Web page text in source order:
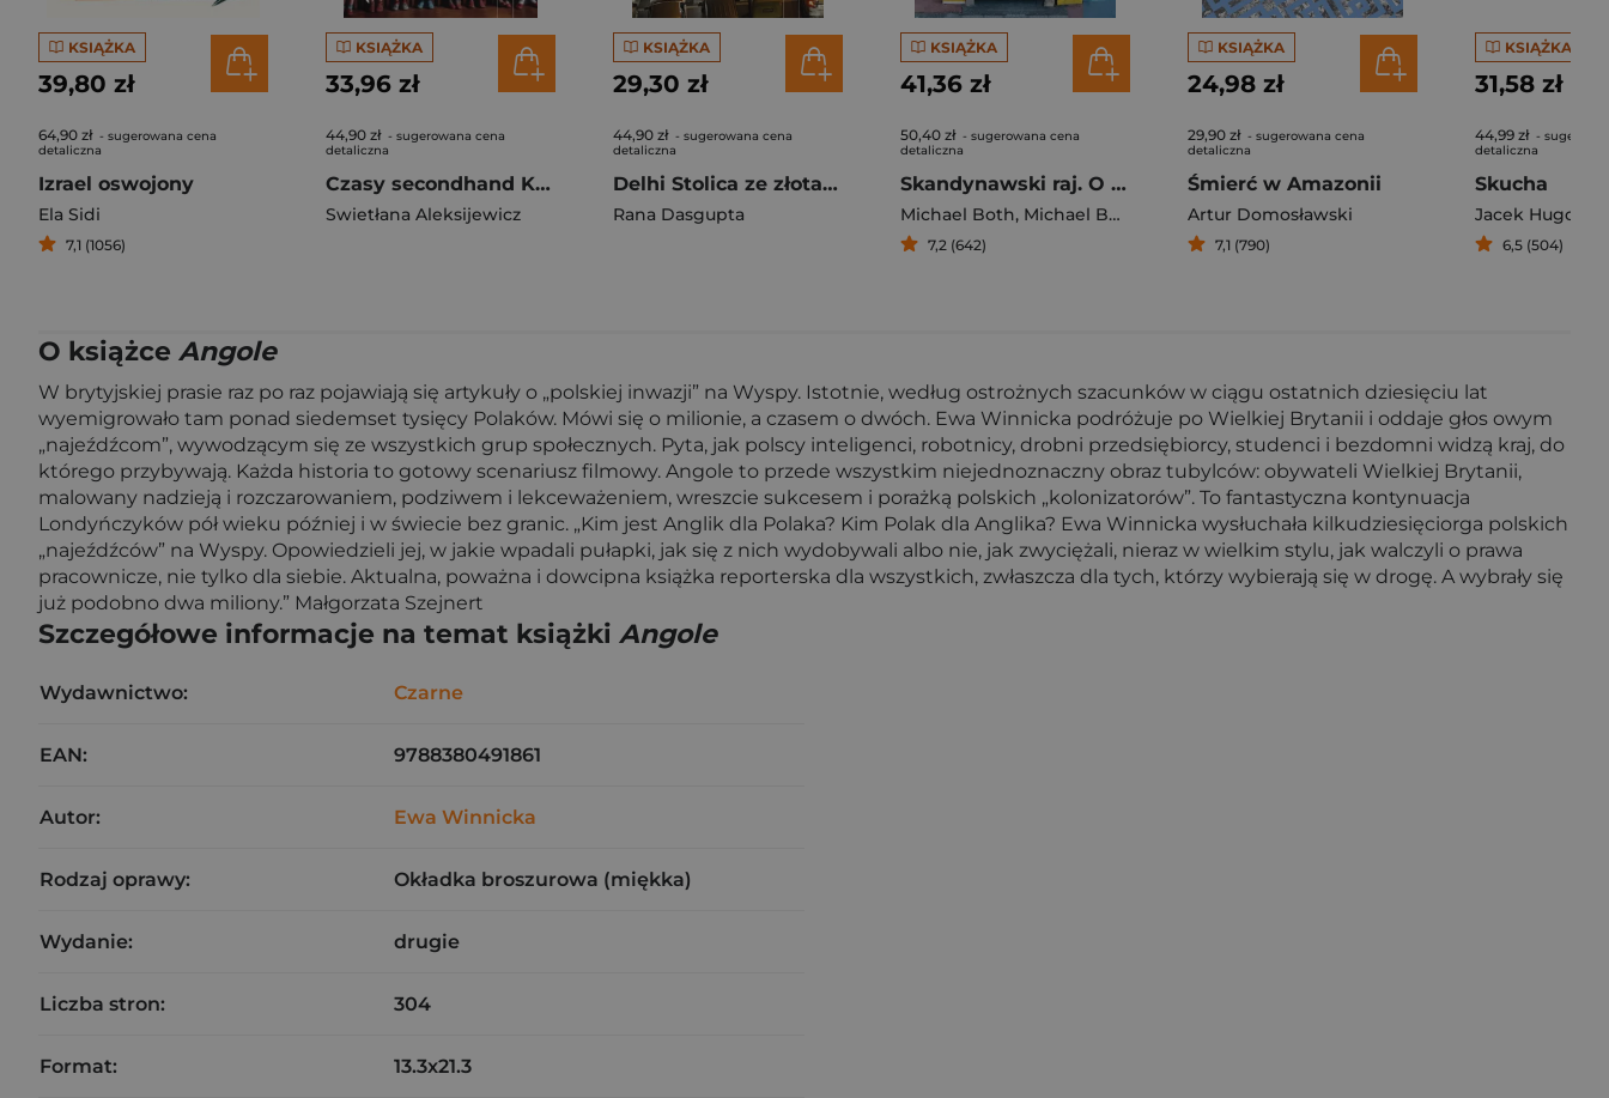
KSIĄŻKA
39,80 zł
64,90 zł - sugerowana cena
detaliczna
Izrael oswojony
Ela Sidi
7,1 (1056)
KSIĄŻKA
33,96 zł
44,90 zł - sugerowana cena
detaliczna
Czasy secondhand Koniec czerwonego człowieka
Swietłana Aleksijewicz
KSIĄŻKA
29,30 zł
44,90 zł - sugerowana cena
detaliczna
Delhi Stolica ze złota i snu
Rana Dasgupta
KSIĄŻKA
41,36 zł
50,40 zł - sugerowana cena
detaliczna
Skandynawski raj. O ludziach prawie idealnych
Michael Both, Michael Booth
7,2 (642)
KSIĄŻKA
24,98 zł
29,90 zł - sugerowana cena
detaliczna
Śmierć w Amazonii
Artur Domosławski
7,1 (790)
KSIĄŻKA
31,58 zł
44,99 zł -
detaliczna
Skucha
Jacek Hugo-
6,5 (504)
O książce Angole
W brytyjskiej prasie raz po raz pojawiają się artykuły o „polskiej inwazji” na Wyspy. Istotnie, według ostrożnych szacunków w ciągu ostatnich dziesięciu lat
wyemigrowało tam ponad siedemset tysięcy Polaków. Mówi się o milionie, a czasem o dwóch. Ewa Winnicka podróżuje po Wielkiej Brytanii i oddaje głos owym
„najeźdźcom”, wywodzącym się ze wszystkich grup społecznych. Pyta, jak polscy inteligenci, robotnicy, drobni przedsiębiorcy, studenci i bezdomni widzą kraj, do
którego przybywają. Każda historia to gotowy scenariusz filmowy. Angole to przede wszystkim niejednoznaczny obraz tubylców: obywateli Wielkiej Brytanii,
malowany nadzieją i rozczarowaniem, podziwem i lekceważeniem, wreszcie sukcesem i porażką polskich „kolonizatorów”. To fantastyczna kontynuacja
Londyńczyków pół wieku później i w świecie bez granic. „Kim jest Anglik dla Polaka? Kim Polak dla Anglika? Ewa Winnicka wysłuchała kilkudziesięciorga polskich
„najeźdźców” na Wyspy. Opowiedzieli jej, w jakie wpadali pułapki, jak się z nich wydobywali albo nie, jak zwyciężali, nieraz w wielkim stylu, jak walczyli o prawa
pracownicze, nie tylko dla siebie. Aktualna, poważna i dowcipna książka reporterska dla wszystkich, zwłaszcza dla tych, którzy wybierają się w drogę. A wybrały się
już podobno dwa miliony.” Małgorzata Szejnert
Szczegółowe informacje na temat książki Angole
Wydawnictwo: Czarne
EAN: 9788380491861
Autor: Ewa Winnicka
Rodzaj oprawy: Okładka broszurowa (miękka)
Wydanie: drugie
Liczba stron: 304
Format: 13.3x21.3